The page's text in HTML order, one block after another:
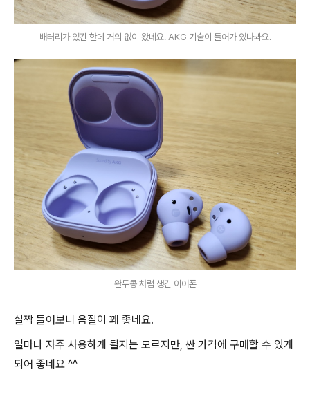
배터리가 있긴 한데 거의 없이 왔네요. AKG 기술이 들어가 있나봐요.
완두콩 처럼 생긴 이어폰
살짝 들어보니 음질이 꽤 좋네요.
얼마나 자주 사용하게 될지는 모르지만, 싼 가격에 구매할 수 있게
되어 좋네요 ^^